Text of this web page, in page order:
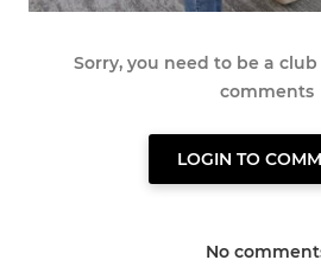
Sorry, you need to be a
comments
LOGIN TO
No